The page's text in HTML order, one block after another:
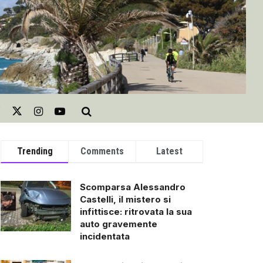
Trending Comments Latest
Scomparsa Alessandro
Castelli, il mistero si
infittisce: ritrovata la sua
auto gravemente
incidentata